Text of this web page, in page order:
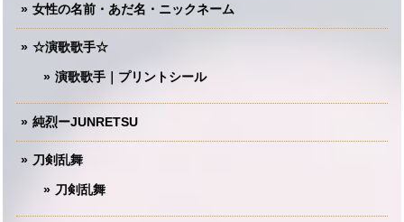
女性の名前・あだ名・ニックネーム
☆演歌歌手☆
演歌歌手｜プリントシール
純烈ーJUNRETSU
刀剣乱舞
刀剣乱舞